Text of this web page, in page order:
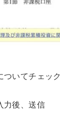
ついてチェック
力後、送信